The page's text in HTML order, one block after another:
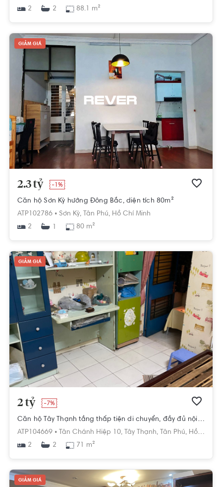
2
2 88.1 m²
GIẢM GIÁ
2.3 tỷ -1%
Căn hộ Sơn Kỳ hướng Đông Bắc, diện tích 80m²
ATP102786 • Sơn Kỳ, Tân Phú, Hồ Chí Minh
2
1 80 m²
GIẢM GIÁ
2 tỷ -7%
Căn hộ Tây Thạnh tầng thấp tiện di chuyển, đầy đủ nội thất.
ATP104669 •
Tân Chánh Hiệp 10, Tây Thạnh, Tân Phú, Hồ Chí Minh
2
2 71 m²
GIẢM GIÁ